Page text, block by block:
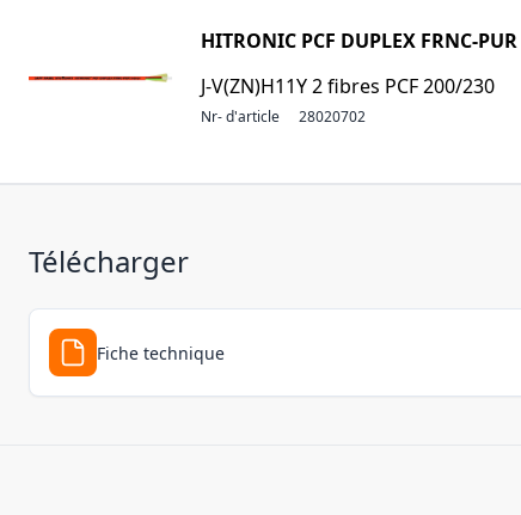
HITRONIC PCF DUPLEX FRNC-
J-V(ZN)H11Y 2 fibres PCF 200/230
Nr- d'article 28020702
Télécharger
Fiche technique